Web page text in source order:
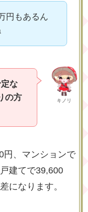
円もあるん
キノリ
な
の方
円、マンションで
建てで39,600
になります。